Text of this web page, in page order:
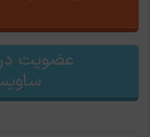
عضویت در